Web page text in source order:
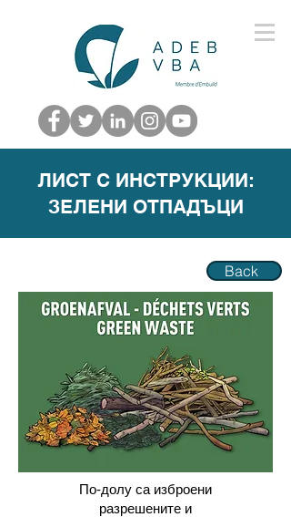
ЛИСТ С ИНСТРУКЦИИ:
ЗЕЛЕНИ ОТПАДЪЦИ
Back
По-долу са изброени
разрешените и